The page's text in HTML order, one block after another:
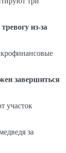
из-за
завершиться
участок
за